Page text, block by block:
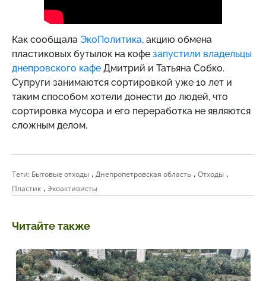
Как сообщала ЭкоПолитика, акцию обмена
пластиковых бутылок на кофе запустили владельцы
днепровского кафе Дмитрий и Татьяна Собко.
Супруги занимаются сортировкой уже 10 лет и
таким способом хотели донести до людей, что
сортировка мусора и его переработка не являются
сложным делом.
Теги: Бытовые отходы , Днепропетровская область , Отходы ,
Пластик , Экоактивисты
Читайте также